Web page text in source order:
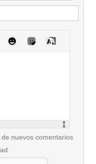
nuevos comentarios